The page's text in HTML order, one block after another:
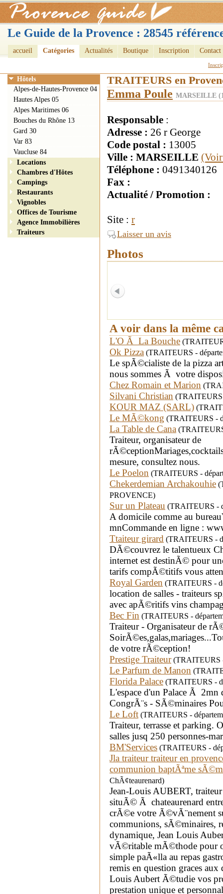
Le Guide de la Provence : 28545
accueil Catégories Actualités Boutique Inscription Contact
TRAITEURS en
Emma Poule MARSEILLE
Responsable :
Adresse : 26 r George
Code postal : 13005
Ville : MARSEILLE
Téléphone : 0491340126
Fax :
Actualité / Promotion :
Site : r
Laisser un avis
Photos
A voir dans la même
L'O Ã La Bouche
Ok Pizza (TRAITEURS -
Le spÃ©cialiste de la pizza
nous sommes Ã votre
Chez Romain et Marion
Silvani Christian (TRAITEURS
KOUR MAZ (SARL)
Le MÃ©kong (TRAITEURS -
La Table de Cana
Traiteur, organisateur de
mesure, consultez nous.
Le Poelon (TRAITEURS -
Chekerdemian Archakouhie
PROVENCE)
Sur un Plateau (TRAITEURS -
A domicile comme au
mnCommande en ligne :
Ttaiteur girard (TRAITEURS -
DÃ©couvrez le talentueux
internet est destinÃ© pour
tarifs compÃ©titifs vous
Royal Garden (TRAITEURS -
location de salles - traiteurs
avec apÃ©ritifs vins
Bec Fin (TRAITEURS -
Traiteur - Organisateur de
de votre rÃ©ception!
Prestige Traiteur(TRAITEURS
Le Parfum de Manon
Florida Palace (TRAITEURS -
L'espace d'un Palace Ã
CongrÃ¨s - SÃ©minaires
Le Loft (TRAITEURS -
Traiteur, terrasse et parking.
salles jusq 250 personnes-
BM'Services (TRAITEURS -
Jla traiteur traiteur en
communion baptÃªme
ChÃ¢teaurenard)
Jean-Louis AUBERT,
situÃ© Ã chateaurenard
crÃ©e votre Ã©vÃ¨nement
communions, sÃ©minaires,
dynamique, Jean Louis
vÃ©ritable mÃ©thode pour
simple paÃ«lla au repas
remis en question graces
Louis Aubert Ã©tudie vos
prestation unique et
Hôtels
Alpes-de-Hautes-Provence 04
Hautes Alpes 05
Alpes Maritimes 06
Bouches du Rhône 13
Gard 30
Var 83
Vaucluse 84
Locations
Chambres d'Hôtes
Campings
Restaurants
Vignobles
Offices de Tourisme
Agence Immobilières
Traiteurs